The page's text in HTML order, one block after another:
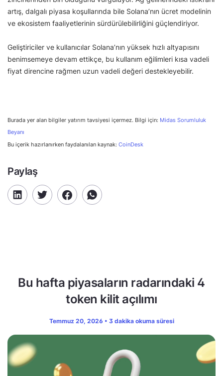
artış, dalgalı piyasa koşullarında bile Solana’nın ücret modelinin
ve ekosistem faaliyetlerinin sürdürülebilirliğini güçlendiriyor.
Geliştiriciler ve kullanıcılar Solana’nın yüksek hızlı altyapısını
benimsemeye devam ettikçe, bu kullanım eğilimleri kısa vadeli
fiyat direncine rağmen uzun vadeli değeri destekleyebilir.
Burada yer alan bilgiler yatırım tavsiyesi içermez. Bilgi için: Midas Sorumluluk
Beyanı
Bu içerik hazırlanırken faydalanılan kaynak: CoinDesk
Paylaş
Bu hafta piyasaların radarındaki 4
token kilit açılımı
Temmuz 20, 2026 • 3 dakika okuma süresi